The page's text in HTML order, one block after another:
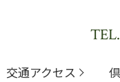
TEL.
交通アクセス